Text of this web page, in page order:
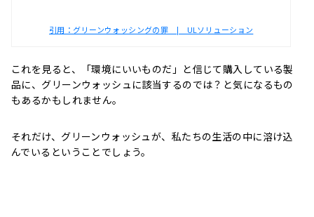
引用：グリーンウォッシングの罪 | ULソリューション
これを見ると、「環境にいいものだ」と信じて購入している製
品に、グリーンウォッシュに該当するのでは？と気になるもの
もあるかもしれません。
それだけ、グリーンウォッシュが、私たちの生活の中に溶け込
んでいるということでしょう。